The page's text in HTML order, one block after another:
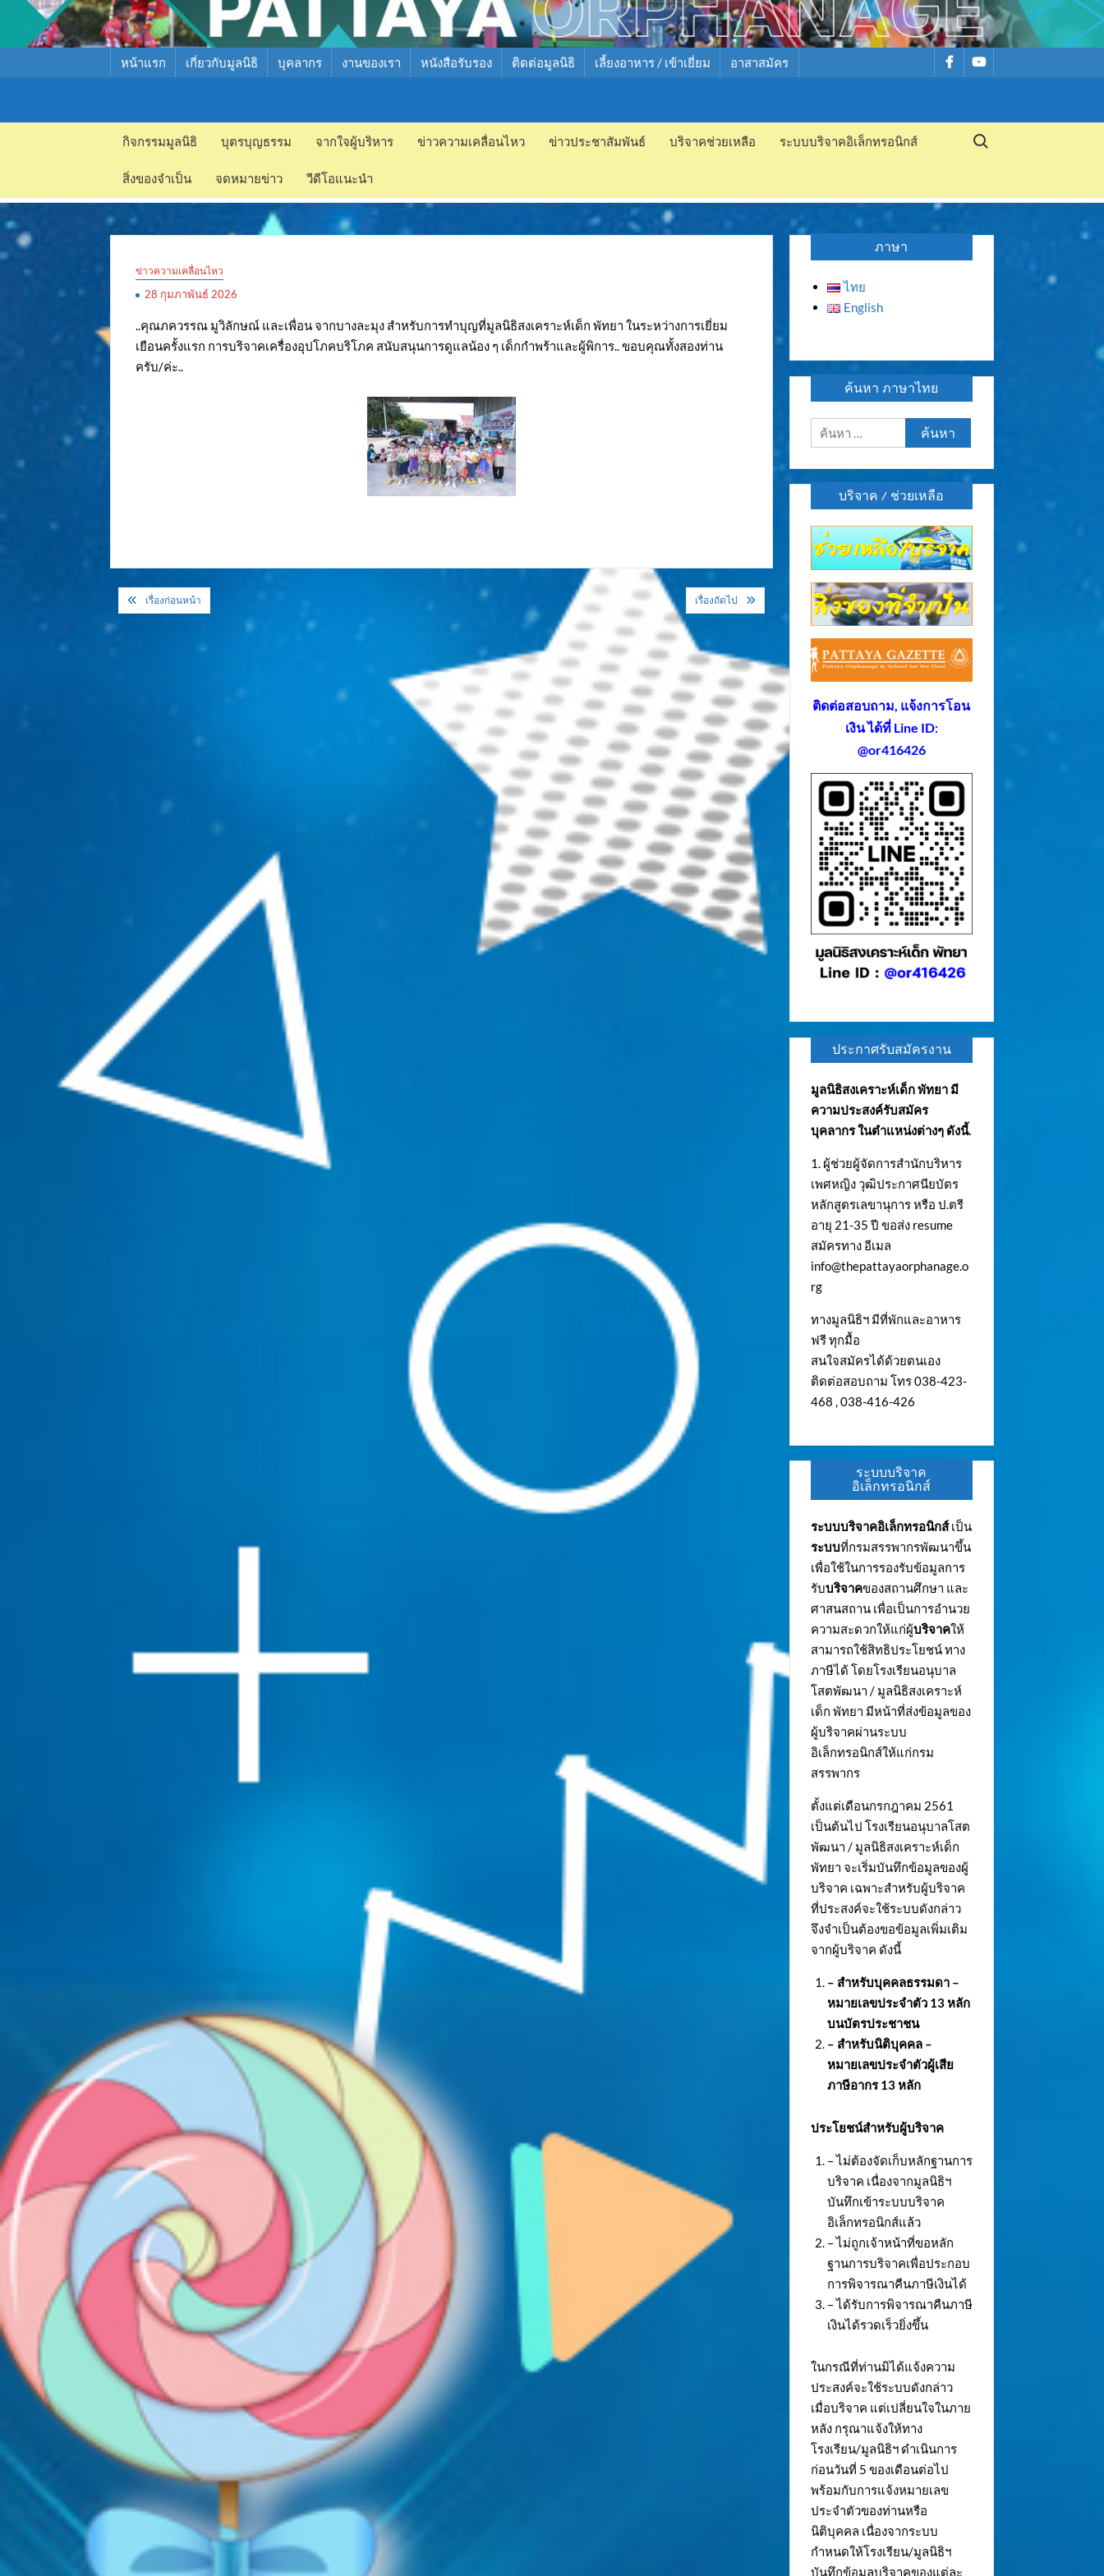
หน้าแรก เกี่ยวกับมูลนิธิ บุคลากร งานของเรา หนังสือรับรอง ติดต่อมูลนิธิ เลี้ยงอาหาร / เข้าเยี่ยม อาสาสมัคร รายการรายการ
มูลนิธิ
สงเคราะห์
เด็ก พัทยา
กิจกรรมมูลนิธิ บุตรบุญธรรม จากใจผู้บริหาร ข่าวความเคลื่อนไหว ข่าวประชาสัมพันธ์ บริจาคช่วยเหลือ ระบบบริจาคอิเล็กทรอนิกส์
สิ่งของจำเป็น จดหมายข่าว วีดีโอแนะนำ
Search for:
ข่าวความเคลื่อนไหว
28 กุมภาพันธ์ 2026
..คุณภควรรณ มูวิลักษณ์ และเพื่อน จากบางละมุง สำหรับการทำบุญที่มูลนิธิสงเคราะห์เด็ก พัทยา ในระหว่างการเยี่ยม
เยือนครั้งแรก การบริจาคเครื่องอุปโภคบริโภค สนับสนุนการดูแลน้อง ๆ เด็กกำพร้าและผู้พิการ.. ขอบคุณทั้งสองท่าน
ครับ/ค่ะ..
แนะแนว
เรื่อง
เรื่องก่อนหน้า เรื่องถัดไป
ภาษา
ไทย
English
ค้นหา ภาษาไทย
ค้นหา
สำหรับ:
บริจาค / ช่วยเหลือ
ติดต่อสอบถาม, แจ้งการโอน
เงิน ได้ที่ Line ID:
@or416426
ประกาศรับสมัครงาน
มูลนิธิสงเคราะห์เด็ก พัทยา มี
ความประสงค์รับสมัคร
บุคลากร ในตำแหน่งต่างๆ ดังนี้.
1. ผู้ช่วยผู้จัดการสำนักบริหาร
เพศหญิง วุฒิประกาศนียบัตร
หลักสูตรเลขานุการ หรือ ป.ตรี
อายุ 21-35 ปี ขอส่ง resume
สมัครทาง อีเมล
info@thepattayaorphanage.o
rg
ทางมูลนิธิฯ มีที่พักและอาหาร
ฟรี ทุกมื้อ
สนใจสมัครได้ด้วยตนเอง
ติดต่อสอบถาม โทร 038-423-
468 , 038-416-426
ระบบบริจาค
อิเล็กทรอนิกส์
ระบบบริจาคอิเล็กทรอนิกส์เป็น
ระบบที่กรมสรรพากรพัฒนาขึ้น
เพื่อใช้ในการรองรับข้อมูลการ
รับบริจาคของสถานศึกษา และ
ศาสนสถาน เพื่อเป็นการอำนวย
ความสะดวกให้แก่ผู้บริจาคให้
สามารถใช้สิทธิประโยชน์ ทาง
ภาษีได้ โดยโรงเรียนอนุบาล
โสตพัฒนา / มูลนิธิสงเคราะห์
เด็ก พัทยา มีหน้าที่ส่งข้อมูลของ
ผู้บริจาคผ่านระบบ
อิเล็กทรอนิกส์ให้แก่กรม
สรรพากร
ตั้งแต่เดือนกรกฎาคม 2561
เป็นต้นไป โรงเรียนอนุบาลโสต
พัฒนา / มูลนิธิสงเคราะห์เด็ก
พัทยา จะเริ่มบันทึกข้อมูลของผู้
บริจาค เฉพาะสำหรับผู้บริจาค
ที่ประสงค์จะใช้ระบบดังกล่าว
จึงจำเป็นต้องขอข้อมูลเพิ่มเติม
จากผู้บริจาค ดังนี้
– สำหรับบุคคลธรรมดา –
หมายเลขประจำตัว 13 หลัก
บนบัตรประชาชน
– สำหรับนิติบุคคล –
หมายเลขประจำตัวผู้เสีย
ภาษีอากร 13 หลัก
ประโยชน์สำหรับผู้บริจาค
– ไม่ต้องจัดเก็บหลักฐานการ
บริจาค เนื่องจากมูลนิธิฯ
บันทึกเข้าระบบบริจาค
อิเล็กทรอนิกส์แล้ว
– ไม่ถูกเจ้าหน้าที่ขอหลัก
ฐานการบริจาคเพื่อประกอบ
การพิจารณาคืนภาษีเงินได้
– ได้รับการพิจารณาคืนภาษี
เงินได้รวดเร็วยิ่งขึ้น
ในกรณีที่ท่านมิได้แจ้งความ
ประสงค์จะใช้ระบบดังกล่าว
เมื่อบริจาค แต่เปลี่ยนใจในภาย
หลัง กรุณาแจ้งให้ทาง
โรงเรียน/มูลนิธิฯ ดำเนินการ
ก่อนวันที่ 5 ของเดือนต่อไป
พร้อมกับการแจ้งหมายเลข
ประจำตัวของท่านหรือ
นิติบุคคล เนื่องจากระบบ
กำหนดให้โรงเรียน/มูลนิธิฯ
บันทึกข้อมูลบริจาคของแต่ละ